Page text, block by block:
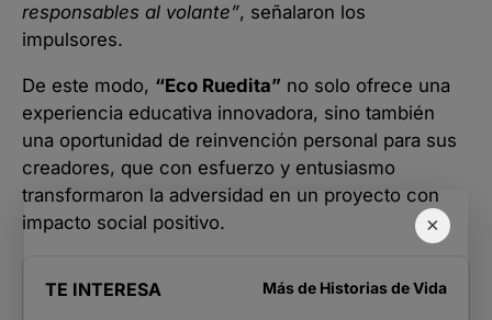
×
responsables al volante”, señalaron los
impulsores.
De este modo, “Eco Ruedita” no solo ofrece una
experiencia educativa innovadora, sino también
una oportunidad de reinvención personal para sus
creadores, que con esfuerzo y entusiasmo
transformaron la adversidad en un proyecto con
impacto social positivo.
TE INTERESA Más de Historias de Vida